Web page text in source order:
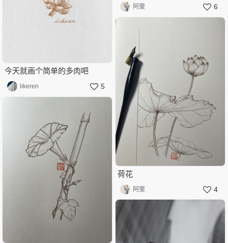
阿斐 6
今天就画个简单的多肉吧
likeren 5
荷花
阿斐 4